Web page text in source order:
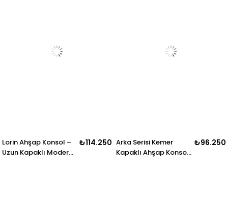
Lorin Ahşap Konsol –
Uzun Kapaklı Modern
₺114.250 Arka Serisi Kemer
Kapaklı Ahşap Konsol
₺96.250